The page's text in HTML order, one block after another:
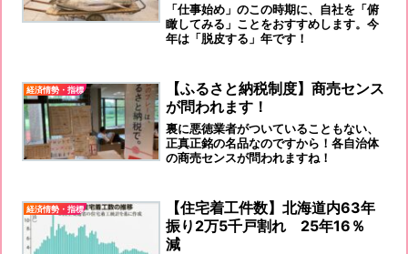
「仕事始め」のこの時期に、自社を「俯
瞰してみる」ことをおすすめします。今
年は「脱皮する」年です！
経済情勢・指標
【ふるさと納税制度】商売センス
が問われます！
裏に悪徳業者がついていることもない、
正真正銘の名品なのですから！各自治体
の商売センスが問われますね！
経済情勢・指標
【住宅着工件数】北海道内63年
振り2万5千戸割れ 25年16％
減